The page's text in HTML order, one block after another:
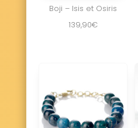
Boji – Isis et Osiris
139,90€